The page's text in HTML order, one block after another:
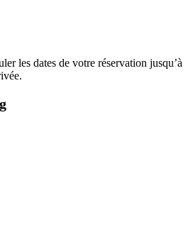
les dates de votre réservation jusqu’à